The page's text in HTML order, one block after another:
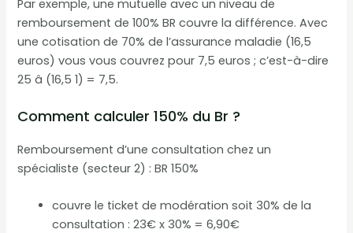
Par exemple, une mutuelle avec un niveau de
remboursement de 100% BR couvre la différence. Avec
une cotisation de 70% de l’assurance maladie (16,5
euros) vous vous couvrez pour 7,5 euros ; c’est-à-dire
25 â (16,5 1) = 7,5.
Comment calculer 150% du Br ?
Remboursement d’une consultation chez un
spécialiste (secteur 2) : BR 150%
couvre le ticket de modération soit 30% de la
consultation : 23€ x 30% = 6,90€